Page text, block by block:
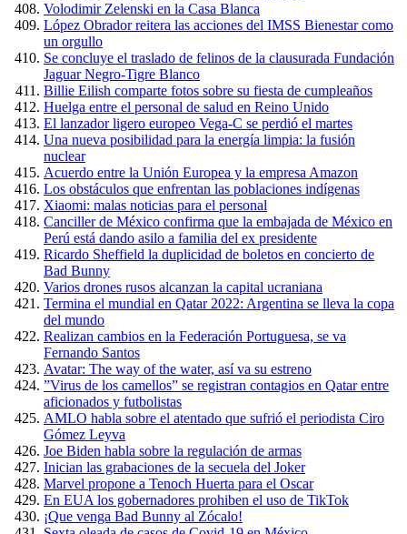
Volodimir Zelenski en la Casa Blanca
López Obrador reitera las acciones del IMSS Bienestar como
un orgullo
Se concluye el traslado de felinos de la clausurada Fundación
Jaguar Negro-Tigre Blanco
Billie Eilish comparte fotos sobre su fiesta de cumpleaños
Huelga entre el personal de salud en Reino Unido
El lanzador ligero europeo Vega-C se perdió el martes
Una nueva posibilidad para la energía limpia: la fusión
nuclear
Acuerdo entre la Unión Europea y la empresa Amazon
Los obstáculos que enfrentan las poblaciones indígenas
Xiaomi: malas noticias para el personal
Canciller de México confirma que la embajada de México en
Perú está dando asilo a familia del ex presidente
Ricardo Sheffield la duplicidad de boletos en concierto de
Bad Bunny
Varios drones rusos alcanzan la capital ucraniana
Termina el mundial en Qatar 2022: Argentina se lleva la copa
del mundo
Realizan cambios en la Federación Portuguesa, se va
Fernando Santos
Avatar: The way of the water, así va su estreno
”Virus de los camellos” se registran contagios en Qatar entre
aficionados y futbolistas
AMLO habla sobre el atentado que sufrió el periodista Ciro
Gómez Leyva
Joe Biden habla sobre la regulación de armas
Inician las grabaciones de la secuela del Joker
Marvel propone a Tenoch Huerta para el Oscar
En EUA los gobernadores prohiben el uso de TikTok
¡Que venga Bad Bunny al Zócalo!